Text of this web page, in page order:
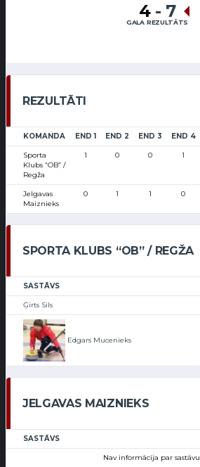
4 - 7
GALA REZULTĀTS
REZULTĀTI
KOMANDA END 1 END 2 END 3 END 4
Sporta
Klubs “OB” /
Regža
1 0 0 1
Jelgavas
Maiznieks
0 1 1 0
SPORTA KLUBS “OB” / REGŽA
SASTĀVS
Ģirts Sils
Edgars Mucenieks
JELGAVAS MAIZNIEKS
SASTĀVS
Nav informācija par sastāvu